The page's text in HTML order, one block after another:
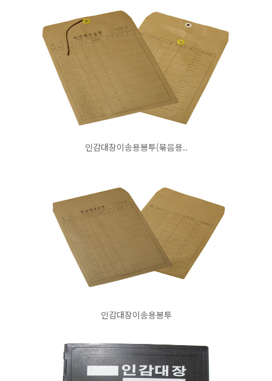
인감대장이송용봉투(묶음용..
인감대장이송용봉투